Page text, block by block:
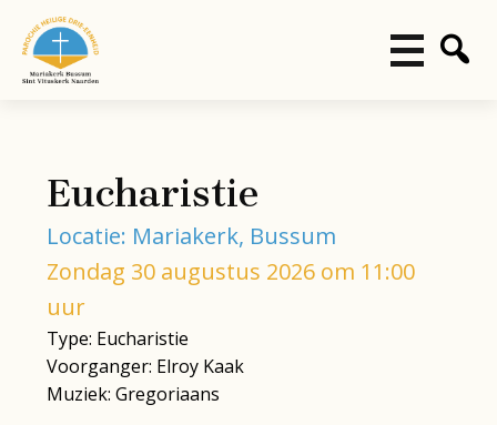
Eucharistie
Locatie: Mariakerk, Bussum
Zondag 30 augustus 2026 om 11:00
uur
Type: Eucharistie
Voorganger: Elroy Kaak
Muziek: Gregoriaans